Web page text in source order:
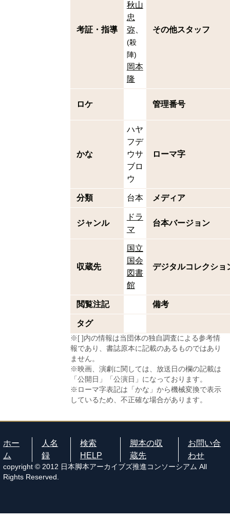
考証・指導
秋山
忠
弥
(殺
陣)
岡本
隆
その他スタッフ
ロケ 管理番号
かな
ハヤ
フデ
ウサ
ブロ
ウ
ローマ字
分類 台本 メディア
ジャンル
ドラ
マ
台本バージョン
収蔵先
国立
国会
図書
館
デジタルコレクショ
閲覧注記 備考
タグ
※[ ]内の情報は当団体の独自調査による参考情
報であり、書誌原本に記載のあるものではあり
ません。
※映画、演劇に関しては、放送日の欄の記載は
「公開日」「公演日」になっております。
※ローマ字表記は「かな」から機械変換で表示
しているため、不正確な場合があります。
ホー
ム
人名
録
検索
HELP
脚本の収
蔵先
お問い合
わせ
copyright © 2012 日本脚本アーカイブズ推進コンソーシアム All
Rights Reserved.